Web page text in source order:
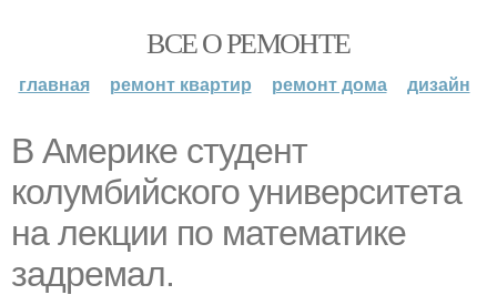
ВСЕ О РЕМОНТЕ
главная ремонт квартир ремонт дома дизайн
В Америке студент
колумбийского университета
на лекции по математике
задремал.